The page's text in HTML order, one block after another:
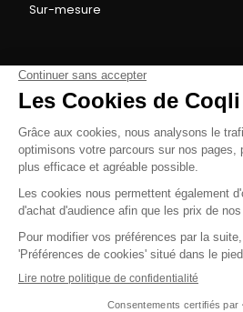
Sur-mesure
★★ ★★★4.9
Notre site est compatible avec
de paiement populaires. Le
sécurisé.
CGV
MENTIONS
POLITIQUE DE